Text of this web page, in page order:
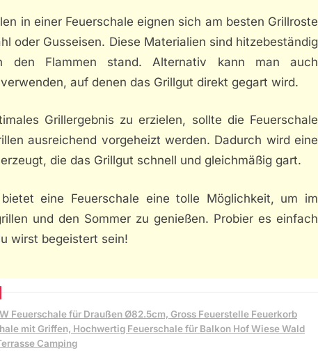
in einer Feuerschale eignen sich am besten Grillroste
oder Gusseisen. Diese Materialien sind hitzebeständig
den Flammen stand. Alternativ kann man auch
auf denen das Grillgut direkt gegart wird.
Grillergebnis zu erzielen, sollte die Feuerschale
ausreichend vorgeheizt werden. Dadurch wird eine
die das Grillgut schnell und gleichmäßig gart.
eine Feuerschale eine tolle Möglichkeit, um im
und den Sommer zu genießen. Probier es einfach
wirst begeistert sein!
Feuerschale für Draußen Ø82.5cm, Gross Feuerstelle Feuerkorb
mit Griffen, Hochwertig Feuerschale für Balkon Hof Wiese Wald
Camping